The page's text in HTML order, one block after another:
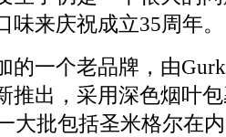
来庆祝成立35周年。
的一个老品牌，由
推出，采用深色烟叶
大批包括圣米格尔在